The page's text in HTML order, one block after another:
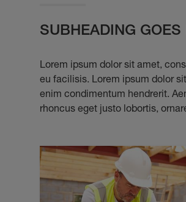
SUBHEADING GOES
Lorem ipsum dolor sit amet,
eu facilisis. Lorem ipsum dolor
enim condimentum hendrerit.
rhoncus eget justo lobortis,